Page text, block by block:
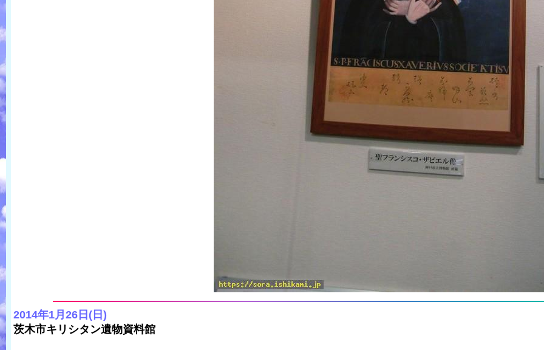
2014年1月26日(日)
茨木市キリシタン遺物資料館